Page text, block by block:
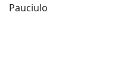
Pauciulo